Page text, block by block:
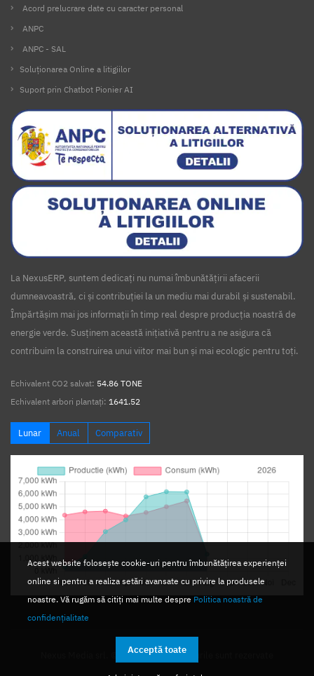
Acest website folosește cookie-uri pentru îmbunătățirea experienței
online si pentru a realiza setări avansate cu privire la produsele
noastre. Vă rugăm să citiți mai multe despre Politica noastră de
confidențialitate
Acceptă toate
Acord prelucrare date cu caracter personal
ANPC
ANPC - SAL
Soluționarea Online a litigiilor
Suport prin Chatbot Pionier AI
La NexusERP, suntem dedicați nu numai îmbunătățirii afacerii
dumneavoastră, ci și contribuției la un mediu mai durabil și sustenabil.
Împărtășim mai jos informații în timp real despre producția noastră de
energie verde. Susținem această inițiativă pentru a ne asigura că
contribuim la construirea unui viitor mai bun și mai ecologic pentru toți.
Echivalent CO2 salvat: 54.86 TONE
Echivalent arbori plantați: 1641.52
Lunar Anual Comparativ
Nexus Media srl. © 2026. Toate drepturile sunt rezervate